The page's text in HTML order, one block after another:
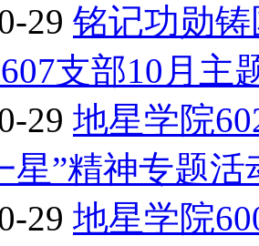
29 铭记功勋
支部10月主
29 地星学院
星”精神专题活
29 地星学院